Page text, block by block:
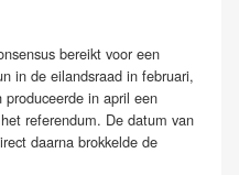
bereikt voor een
in de eilandsraad in februari,
in april een
referendum. De datum van
daarna brokkelde de